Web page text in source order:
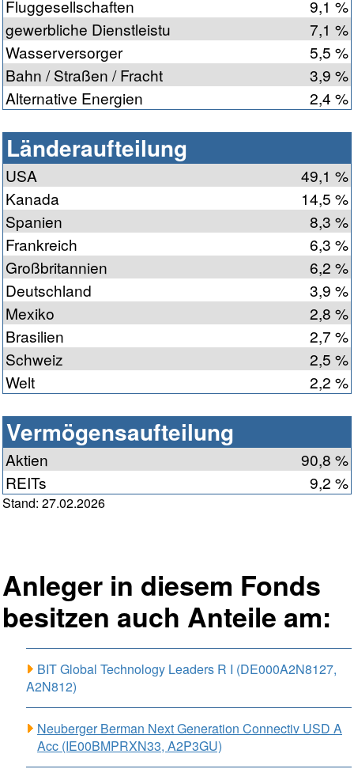
Fluggesellschaften
9,1 %
gewerbliche Dienstleistu
7,1 %
Wasserversorger
5,5 %
Bahn / Straßen / Fracht
3,9 %
Alternative Energien
2,4 %
Länderaufteilung
USA
49,1 %
Kanada
14,5 %
Spanien
8,3 %
Frankreich
6,3 %
Großbritannien
6,2 %
Deutschland
3,9 %
Mexiko
2,8 %
Brasilien
2,7 %
Schweiz
2,5 %
Welt
2,2 %
Vermögensaufteilung
Aktien
90,8 %
REITs
9,2 %
Stand: 27.02.2026
Anleger in diesem Fonds
besitzen auch Anteile am:
BIT Global Technology Leaders R I (DE000A2N8127,
A2N812)
Neuberger Berman Next Generation Connectiv USD A
Acc (IE00BMPRXN33, A2P3GU)